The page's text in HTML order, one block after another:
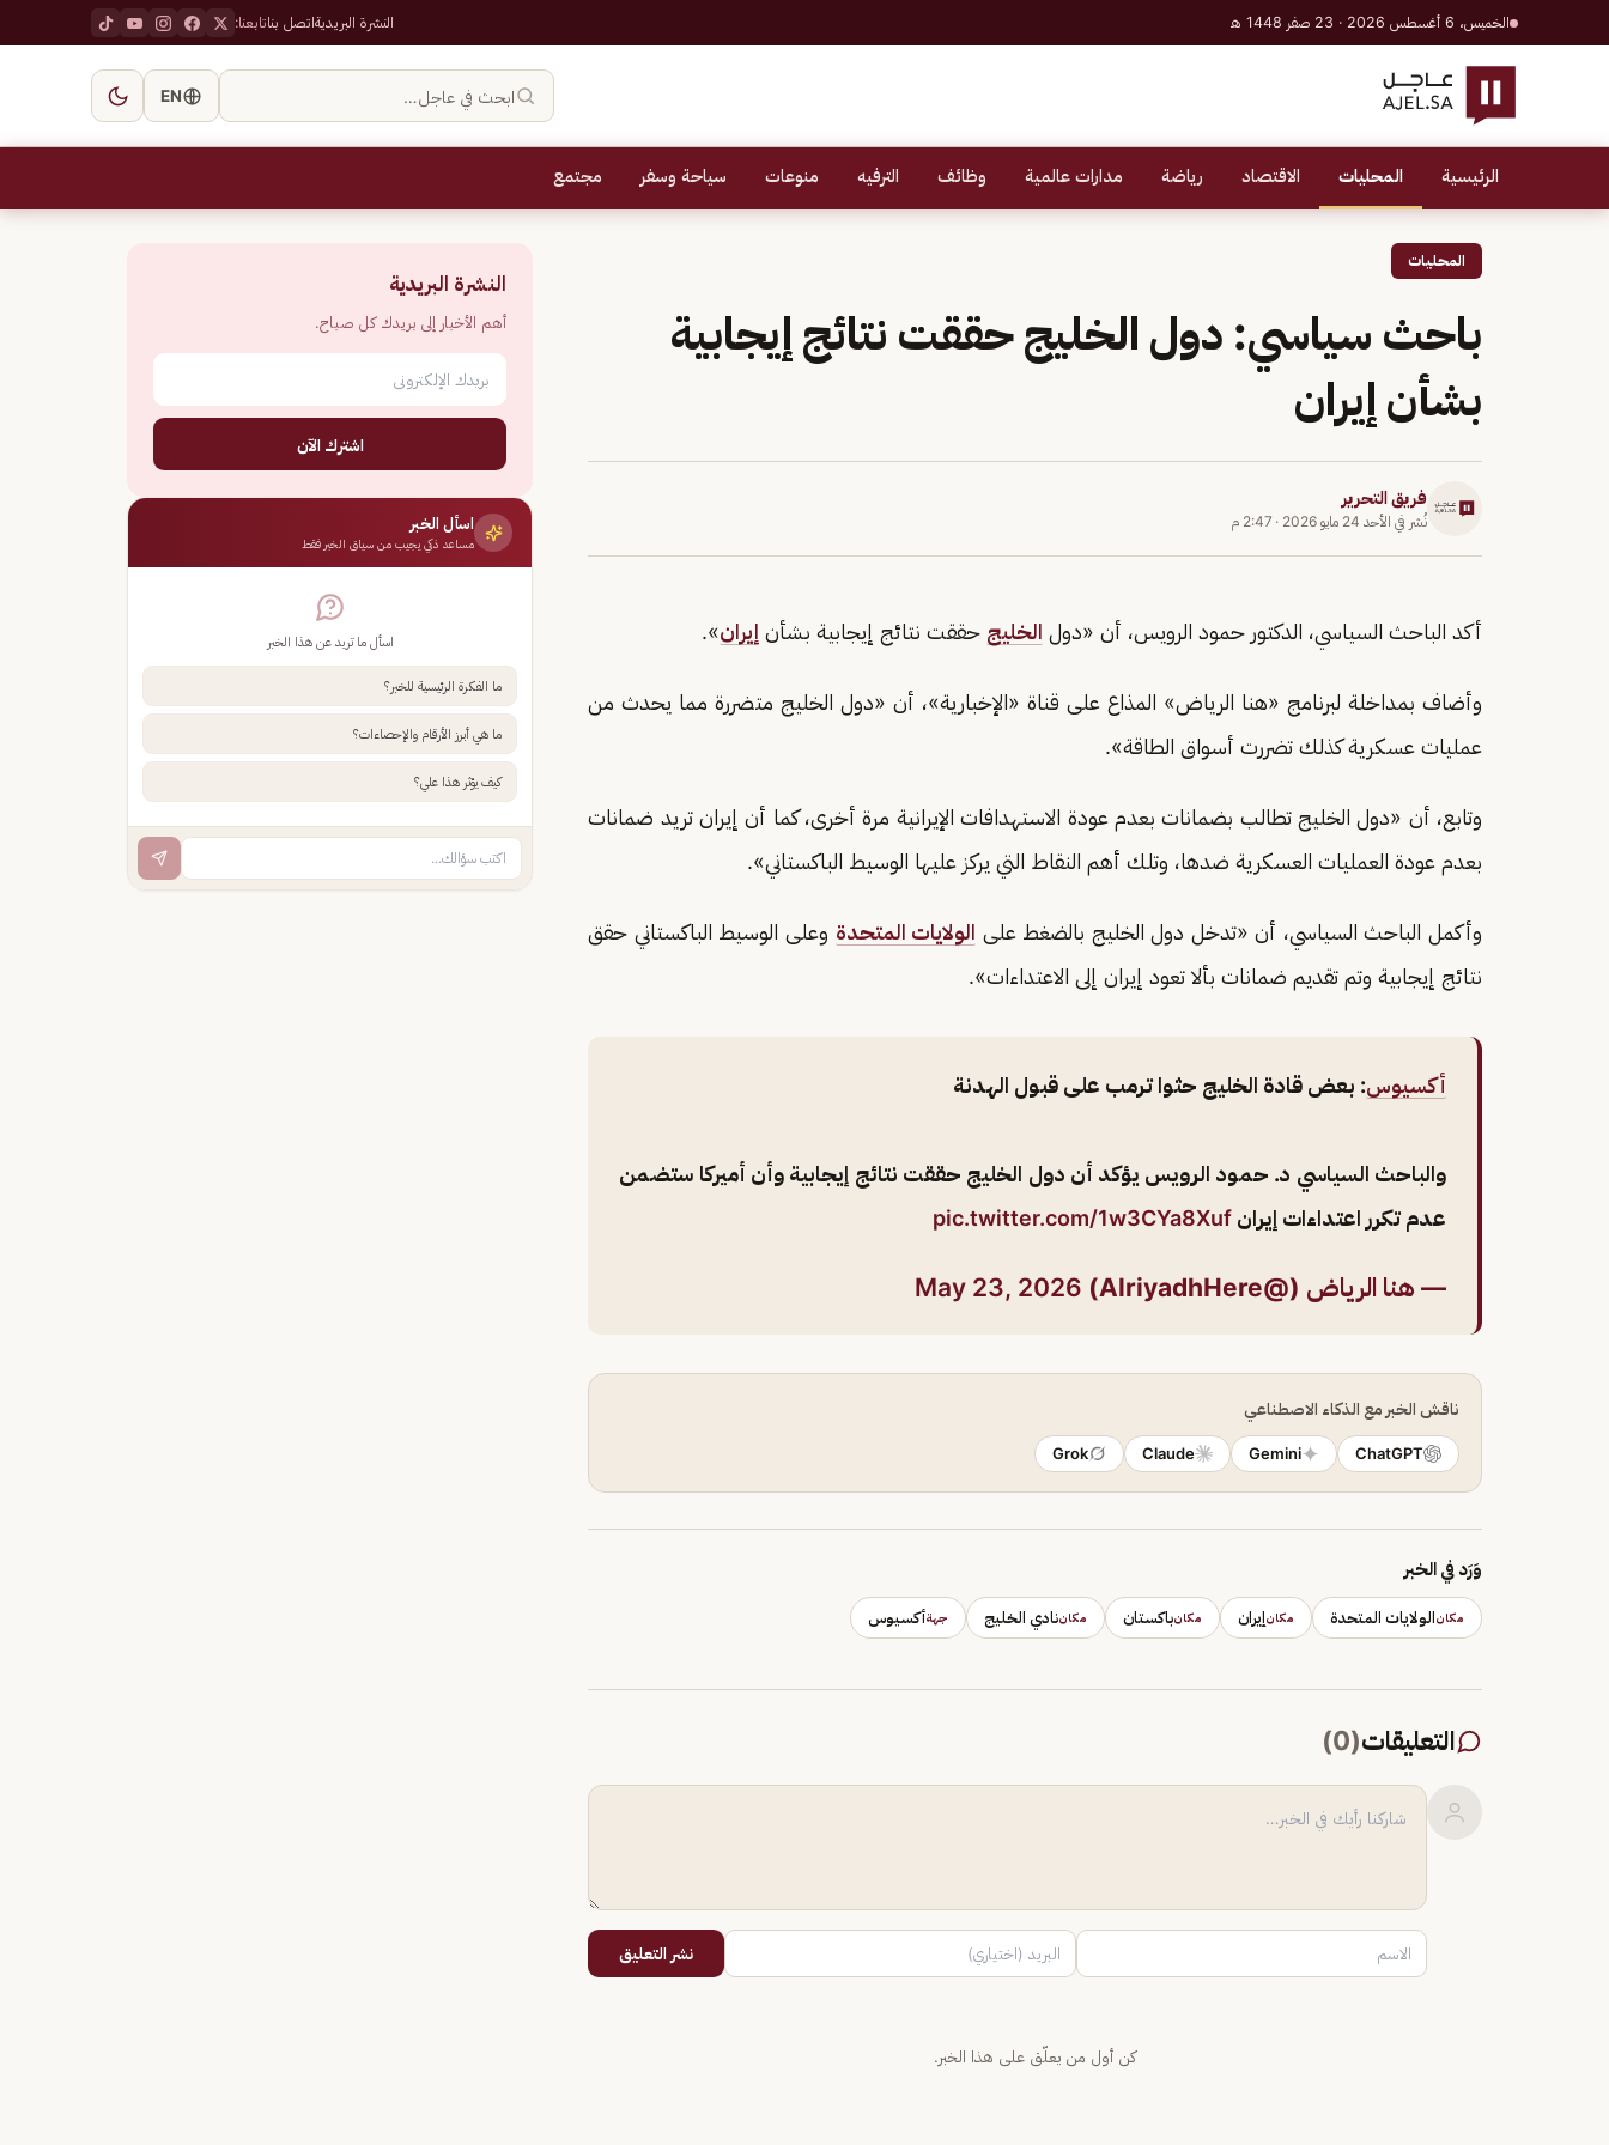
الخميس، 6 أغسطس 2026 · 23 صفر 1448 هـ النشرة البريديةاتصل بناتابعنا:
ابحث في عاجل… EN
الرئيسية المحليات الاقتصاد رياضة مدارات عالمية وظائف الترفيه منوعات سياحة وسفر مجتمع
المحليات
باحث سياسي: دول الخليج حققت نتائج إيجابية
بشأن إيران
فريق التحرير
نُشر في الأحد 24 مايو 2026 · 2:47 م
أكد الباحث السياسي، الدكتور حمود الرويس، أن «دول الخليج حققت نتائج إيجابية بشأن إيران».
وأضاف بمداخلة لبرنامج «هنا الرياض» المذاع على قناة «الإخبارية»، أن «دول الخليج متضررة مما يحدث من
عمليات عسكرية كذلك تضررت أسواق الطاقة».
وتابع، أن «دول الخليج تطالب بضمانات بعدم عودة الاستهدافات الإيرانية مرة أخرى، كما أن إيران تريد ضمانات
بعدم عودة العمليات العسكرية ضدها، وتلك أهم النقاط التي يركز عليها الوسيط الباكستاني».
وأكمل الباحث السياسي، أن «تدخل دول الخليج بالضغط على الولايات المتحدة وعلى الوسيط الباكستاني حقق
نتائج إيجابية وتم تقديم ضمانات بألا تعود إيران إلى الاعتداءات».
أكسيوس: بعض قادة الخليج حثوا ترمب على قبول الهدنة
والباحث السياسي د. حمود الرويس يؤكد أن دول الخليج حققت نتائج إيجابية وأن أميركا ستضمن
عدم تكرر اعتداءات إيران pic.twitter.com/1w3CYa8Xuf
— هنا الرياض (@AlriyadhHere) May 23, 2026
ناقش الخبر مع الذكاء الاصطناعي
ChatGPT
Gemini
Claude
Grok
وَرَد في الخبر
مكانالولايات المتحدة مكانإيران مكانباكستان مكاننادي الخليج جهةأكسيوس
التعليقات(
0
)
نشر التعليق
كن أول من يعلّق على هذا الخبر.
النشرة البريدية
أهم الأخبار إلى بريدك كل صباح.
اشترك الآن
اسأل الخبر
مساعد ذكي يجيب من سياق الخبر فقط
اسأل ما تريد عن هذا الخبر
ما الفكرة الرئيسية للخبر؟
ما هي أبرز الأرقام والإحصاءات؟
كيف يؤثر هذا علي؟